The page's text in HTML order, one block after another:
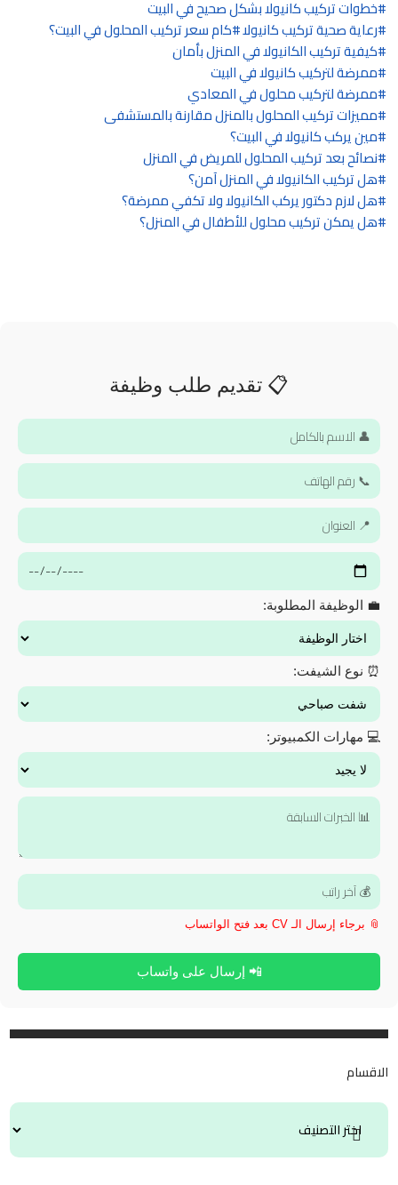
خطوات تركيب كانيولا بشكل صحيح في البيت
رعاية صحية تركيب كانيولا كام سعر تركيب المحلول في البيت؟
كيفية تركيب الكانيولا في المنزل بأمان
ممرضة لتركيب كانيولا في البيت
ممرضة لتركيب محلول في المعادي
مميزات تركيب المحلول بالمنزل مقارنة بالمستشفى
مين يركب كانيولا في البيت؟
نصائح بعد تركيب المحلول للمريض في المنزل
هل تركيب الكانيولا في المنزل آمن؟
هل لازم دكتور يركب الكانيولا ولا تكفي ممرضة؟
هل يمكن تركيب محلول للأطفال في المنزل؟
📋 تقديم طلب وظيفة
💼 الوظيفة المطلوبة:
⏰ نوع الشيفت:
💻 مهارات الكمبيوتر:
📎 برجاء إرسال الـ CV بعد فتح الواتساب
📲 إرسال على واتساب
الاقسام